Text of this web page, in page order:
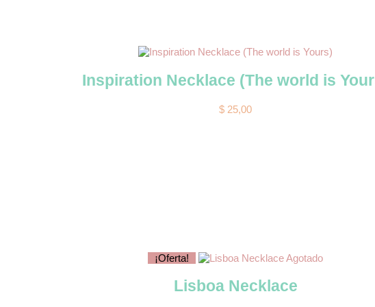
Inspiration Necklace (The world is
$ 25,00
¡Oferta! Agotado
Lisboa Necklace